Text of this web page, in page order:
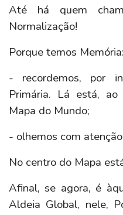
Até há quem
Normalização!
Porque temos Memória:
- recordemos, por
Primária. Lá está,
Mapa do Mundo;
- olhemos com
No centro do Mapa
Afinal, se agora, é
Aldeia Global, nele,